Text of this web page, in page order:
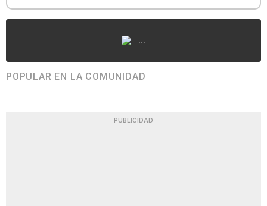
...
POPULAR EN LA COMUNIDAD
PUBLICIDAD